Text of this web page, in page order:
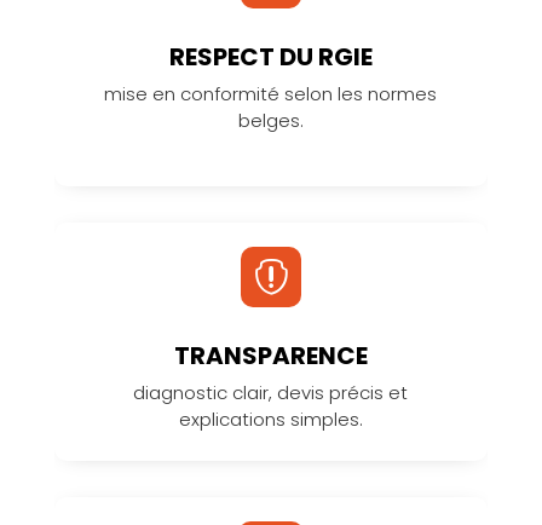
RESPECT DU RGIE
mise en conformité selon les normes
belges.

TRANSPARENCE
diagnostic clair, devis précis et
explications simples.